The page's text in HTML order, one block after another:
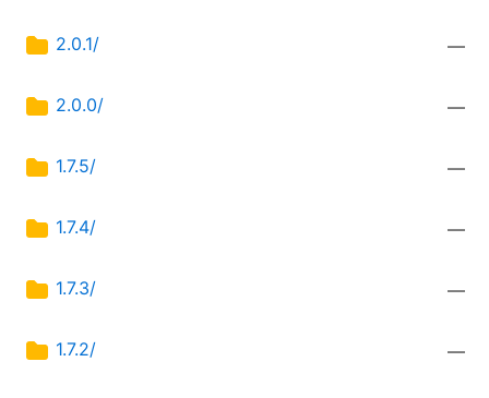
2.0.1/ —
2.0.0/ —
1.7.5/ —
1.7.4/ —
1.7.3/ —
1.7.2/ —